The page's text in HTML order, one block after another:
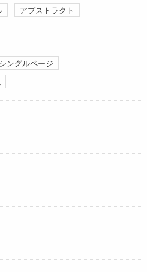
アブストラクト
シングルページ